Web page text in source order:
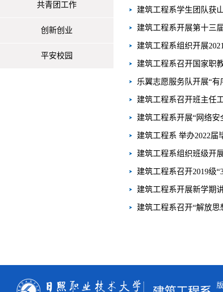
共青团工作
创新创业
平安校园
建筑工程系学生团队获
建筑工程系开展第十三
建筑工程系组织开展
建筑工程系召开国家职
乐翼志愿服务队开展“
建筑工程系召开班主任
建筑工程系开展“网络安
建筑工程系 举办2022届
建筑工程系组织班级开
建筑工程系召开2019级
建筑工程系开展新学期
建筑工程系召开“解放思